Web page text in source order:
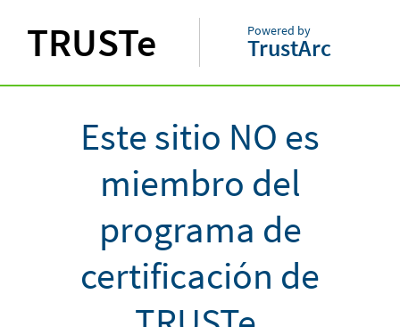
TRUSTe Powered by
TrustArc
Este sitio NO es
miembro del
programa de
certificación de